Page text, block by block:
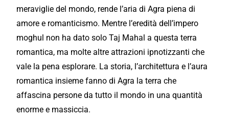
meraviglie del mondo, rende l’aria di Agra piena di
amore e romanticismo. Mentre l’eredità dell’impero
moghul non ha dato solo Taj Mahal a questa terra
romantica, ma molte altreattrazioni ipnotizzanti che
vale la penaesplorare. La storia, l’architettura e l’aura
romantica insieme fanno di Agra la terra che
affascina persone da tutto il mondo in una quantità
enorme e massiccia.